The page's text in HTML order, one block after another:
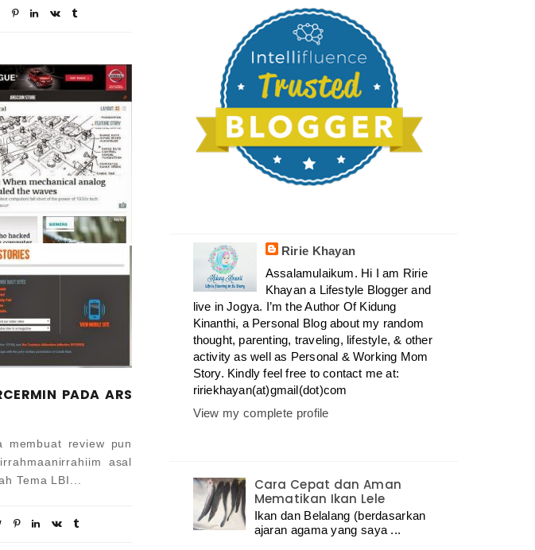
PADA ARS
membuat review pun
asal
Tema LBI...
Ririe Khayan
Assalamulaikum. Hi I am Ririe
Khayan a Lifestyle Blogger and
live in Jogya. I’m the Author Of Kidung
Kinanthi, a Personal Blog about my random
thought, parenting, traveling, lifestyle, & other
activity as well as Personal & Working Mom
Story. Kindly feel free to contact me at:
ririekhayan(at)gmail(dot)com
View my complete profile
Cara Cepat dan Aman
Mematikan Ikan Lele
Ikan dan Belalang (berdasarkan
ajaran agama yang saya ...